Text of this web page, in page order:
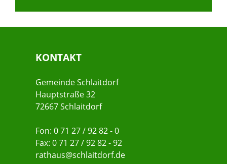
KONTAKT
Gemeinde Schlaitdorf
Hauptstraße 32
72667 Schlaitdorf
Fon: 0 71 27 / 92 82 - 0
Fax: 0 71 27 / 92 82 - 92
rathaus@schlaitdorf.de